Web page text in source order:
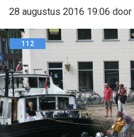
28 augustus 2016 19:06 door
112